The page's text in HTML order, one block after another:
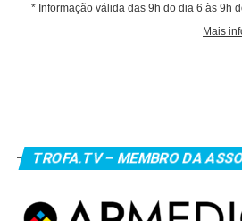
TROFA.TV – MEMBRO DA